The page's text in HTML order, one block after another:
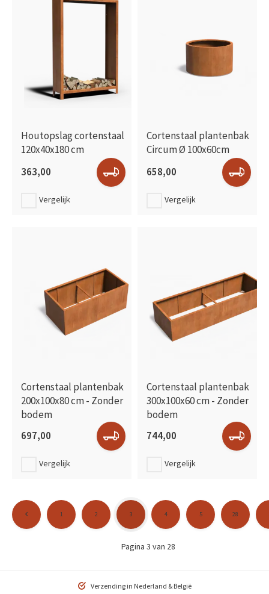
Houtopslag cortenstaal
120x40x180 cm
363,00
Vergelijk
Cortenstaal plantenbak
Circum Ø 100x60cm
658,00
Vergelijk
Cortenstaal plantenbak
200x100x80 cm - Zonder
bodem
697,00
Vergelijk
Cortenstaal plantenbak
300x100x60 cm - Zonder
bodem
744,00
Vergelijk
Pagina 3 van 28
1 2 3 4 5 28
Verzending in Nederland & België